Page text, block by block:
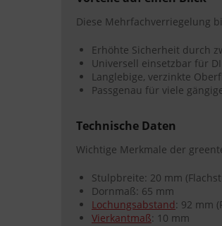
Diese Mehrfachverriegelung
Erhöhte Sicherheit durch
Universell einsetzbar für
Langlebige, verzinkte
Passgenau für viele
Technische Daten
Wichtige Merkmale der
Stulpbreite: 20 mm
Dornmaß: 65 mm
Lochungsabstand: 92 mm
Vierkantmaß: 10 mm